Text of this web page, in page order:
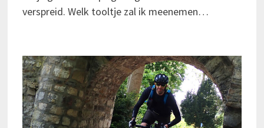
verspreid. Welk tooltje zal ik meenemen…